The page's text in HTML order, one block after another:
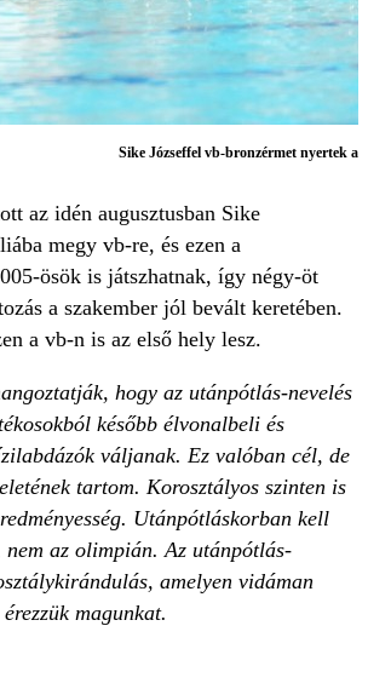
Sike Józseffel vb-bronzérmet nyertek
az idén augusztusban Sike
megy vb-re, és ezen a
ösök is játszhatnak, így négy-öt
a szakember jól bevált keretében.
a vb-n is az első hely lesz.
hogy az utánpótlás-nevelés
később élvonalbeli és
váljanak. Ez valóban cél, de
tartom. Korosztályos szinten is
Utánpótláskorban kell
az olimpián. Az utánpótlás-
amelyen vidáman
magunkat.